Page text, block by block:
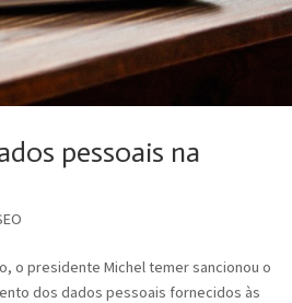
pessoais na
o presidente Michel temer sancionou o
dos dados pessoais fornecidos às